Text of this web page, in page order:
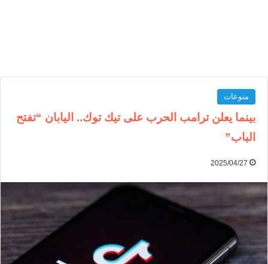
منوعات
بينما يعلن ترامب الحرب على تيك توك.. اليابان “تفتح
الباب”
2025/04/27